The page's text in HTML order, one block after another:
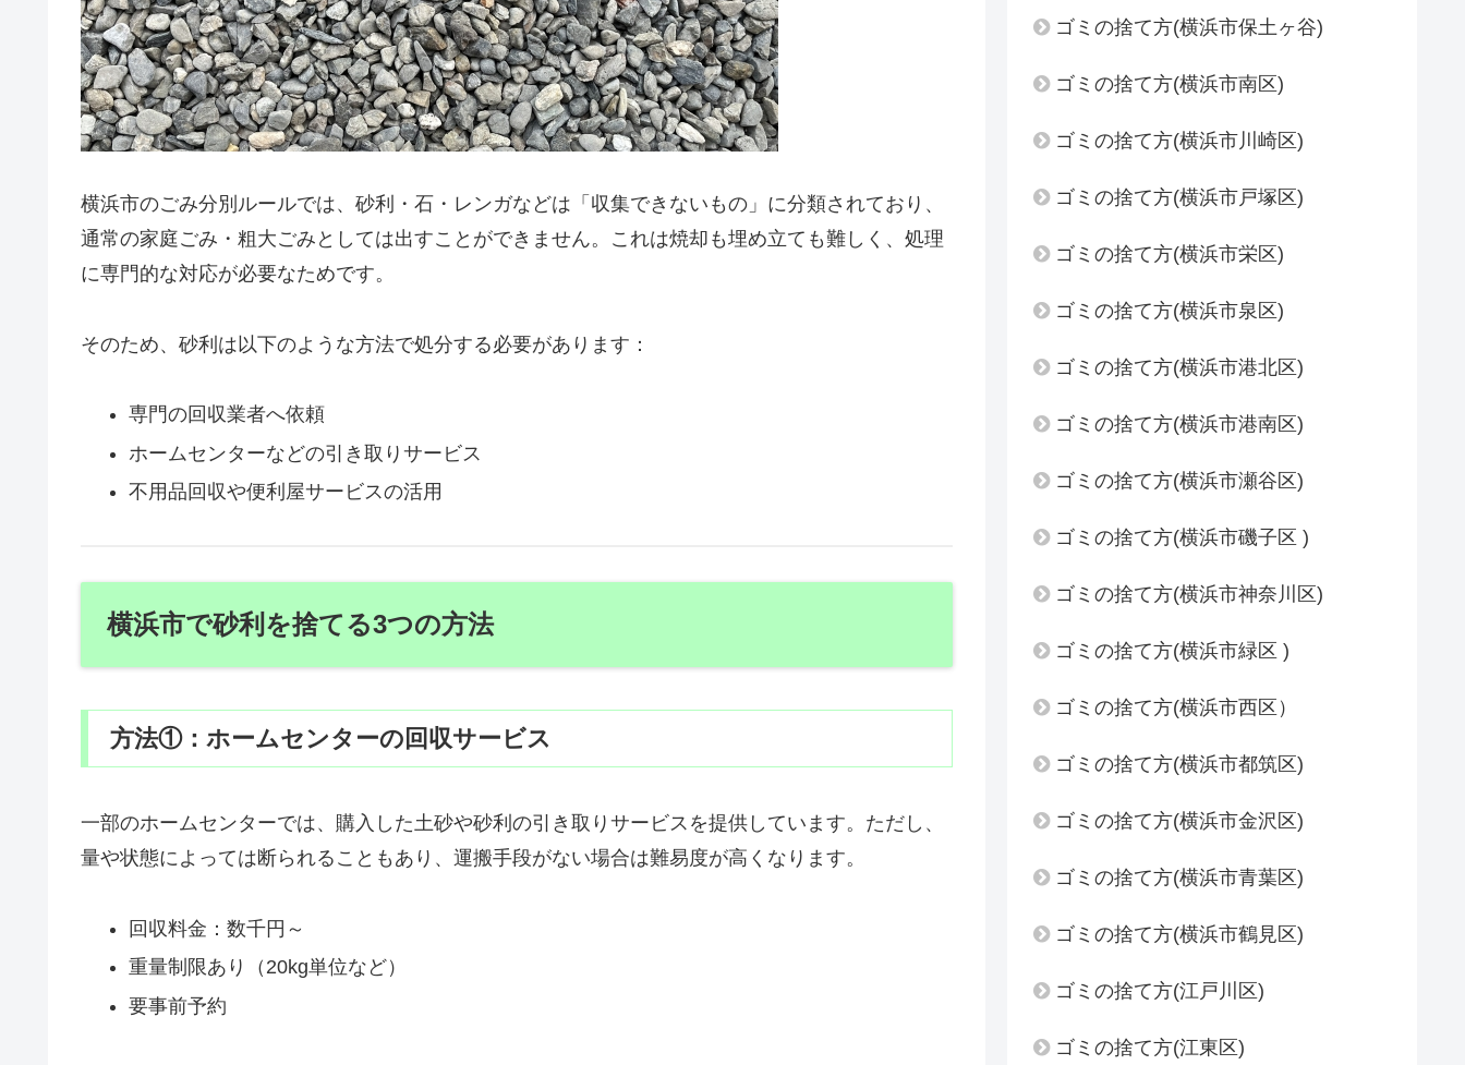
横浜市のごみ分別ルールでは、砂利・石・レンガなどは「収集できないもの」に分類されており、
通常の家庭ごみ・粗大ごみとしては出すことができません。これは焼却も埋め立ても難しく、処理
に専門的な対応が必要なためです。
そのため、砂利は以下のような方法で処分する必要があります：
専門の回収業者へ依頼
ホームセンターなどの引き取りサービス
不用品回収や便利屋サービスの活用
横浜市で砂利を捨てる3つの方法
方法①：ホームセンターの回収サービス
一部のホームセンターでは、購入した土砂や砂利の引き取りサービスを提供しています。ただし、
量や状態によっては断られることもあり、運搬手段がない場合は難易度が高くなります。
回収料金：数千円～
重量制限あり（20kg単位など）
要事前予約
ゴミの捨て方(横浜市保土ヶ谷)
ゴミの捨て方(横浜市南区)
ゴミの捨て方(横浜市川崎区)
ゴミの捨て方(横浜市戸塚区)
ゴミの捨て方(横浜市栄区)
ゴミの捨て方(横浜市泉区)
ゴミの捨て方(横浜市港北区)
ゴミの捨て方(横浜市港南区)
ゴミの捨て方(横浜市瀬谷区)
ゴミの捨て方(横浜市磯子区 )
ゴミの捨て方(横浜市神奈川区)
ゴミの捨て方(横浜市緑区 )
ゴミの捨て方(横浜市西区）
ゴミの捨て方(横浜市都筑区)
ゴミの捨て方(横浜市金沢区)
ゴミの捨て方(横浜市青葉区)
ゴミの捨て方(横浜市鶴見区)
ゴミの捨て方(江戸川区)
ゴミの捨て方(江東区)